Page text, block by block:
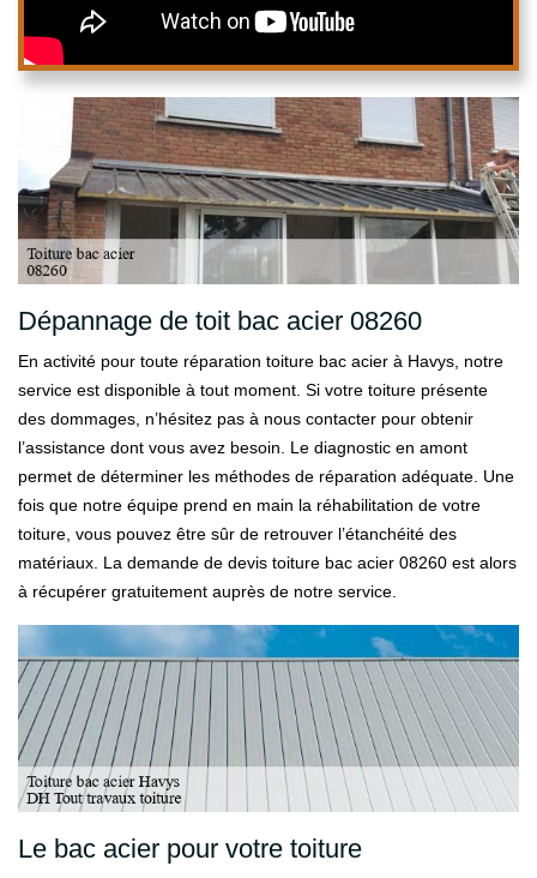
Dépannage de toit bac acier 08260
En activité pour toute réparation toiture bac acier à Havys, notre
service est disponible à tout moment. Si votre toiture présente
des dommages, n’hésitez pas à nous contacter pour obtenir
l’assistance dont vous avez besoin. Le diagnostic en amont
permet de déterminer les méthodes de réparation adéquate. Une
fois que notre équipe prend en main la réhabilitation de votre
toiture, vous pouvez être sûr de retrouver l’étanchéité des
matériaux. La demande de devis toiture bac acier 08260 est alors
à récupérer gratuitement auprès de notre service.
Le bac acier pour votre toiture